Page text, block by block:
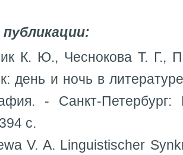
К. Ю., Чеснокова Т. Г.,
день и ночь в
- Санкт-
с.
V. A. Linguistischer